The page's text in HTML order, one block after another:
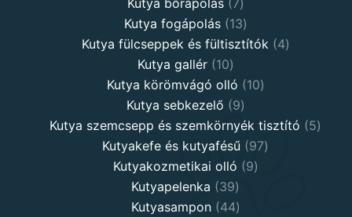
products
Kutya fogápolás 1313
products
Kutya fülcseppek és fültisztítók 44
Kutya gallér 1010
products
Kutya körömvágó olló 1010
Kutya sebkezelő 99
products
Kutya szemcsepp és szemkörnyék tisztító 55
Kutyakefe és kutyafésű 9797
Kutyakozmetikai olló 99
Kutyapelenka 3939
products
Kutyasampon 4444